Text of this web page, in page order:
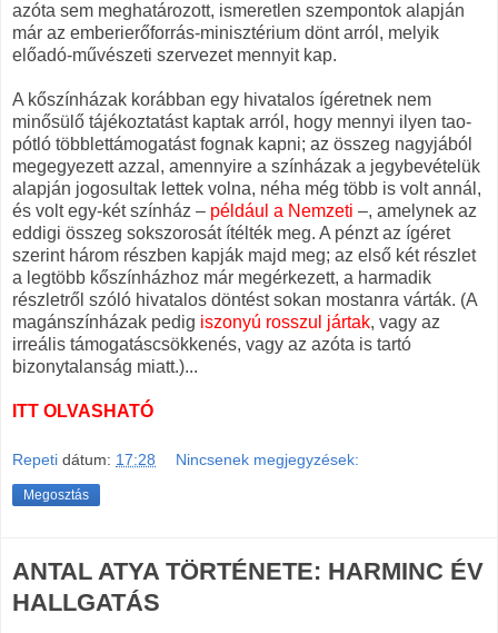
azóta sem meghatározott, ismeretlen szempontok alapján
már az emberierőforrás-minisztérium dönt arról, melyik
előadó-művészeti szervezet mennyit kap.
A kőszínházak korábban egy hivatalos ígéretnek nem
minősülő tájékoztatást kaptak arról, hogy mennyi ilyen tao-
pótló többlettámogatást fognak kapni; az összeg nagyjából
megegyezett azzal, amennyire a színházak a jegybevételük
alapján jogosultak lettek volna, néha még több is volt annál,
és volt egy-két színház – például a Nemzeti –, amelynek az
eddigi összeg sokszorosát ítélték meg. A pénzt az ígéret
szerint három részben kapják majd meg; az első két részlet
a legtöbb kőszínházhoz már megérkezett, a harmadik
részletről szóló hivatalos döntést sokan mostanra várták. (A
magánszínházak pedig iszonyú rosszul jártak, vagy az
irreális támogatáscsökkenés, vagy az azóta is tartó
bizonytalanság miatt.)...
ITT OLVASHATÓ
Repeti dátum: 17:28 Nincsenek megjegyzések:
Megosztás
ANTAL ATYA TÖRTÉNETE: HARMINC ÉV
HALLGATÁS